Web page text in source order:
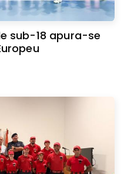
sub-18 apura-se